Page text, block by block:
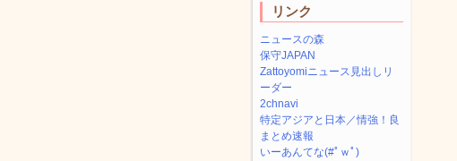
リンク
ニュースの森
保守JAPAN
Zattoyomiニュース見出しリ
ーダー
2chnavi
特定アジアと日本／情強！良
まとめ速報
いーあんてな(#ﾟｗﾟ)